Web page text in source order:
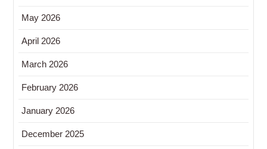
May 2026
April 2026
March 2026
February 2026
January 2026
December 2025